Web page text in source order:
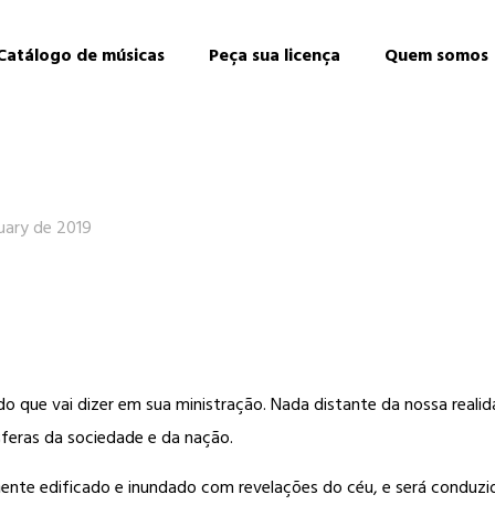
de músicas Peça sua licença Quem somos
de 2019
que vai dizer em sua ministração. Nada distante da nossa
da sociedade e da nação.
edificado e inundado com revelações do céu, e será